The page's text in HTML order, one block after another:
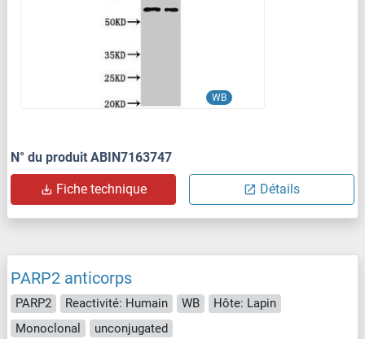
WB
N° du produit ABIN7163747
Fiche technique Détails
PARP2 anticorps
PARP2 Reactivité: Humain WB
Hôte: Lapin
Monoclonal
unconjugated